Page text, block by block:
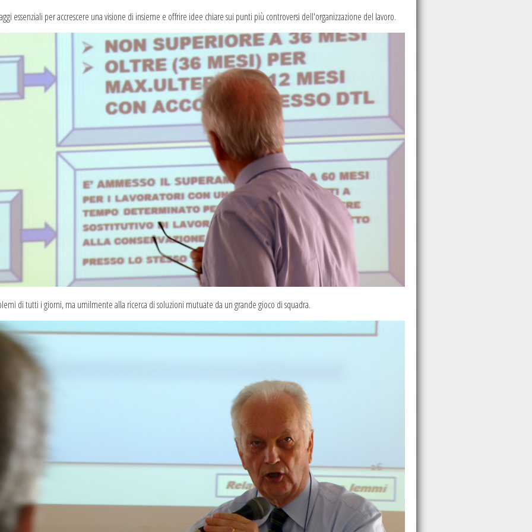
essenziali per accrescere una visione di insieme e offrire idee chiare sui punti più controversi dell'organizzazione del lavoro.
di tutti i giorni, ma umilmente alla ricerca di soluzioni mutuate da un grande gioco di squadra.